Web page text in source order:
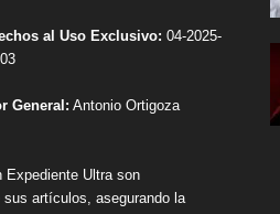
al Uso Exclusivo: 04-2025-
General: Antonio Ortigoza
Expediente Ultra son
sus artículos, asegurando la